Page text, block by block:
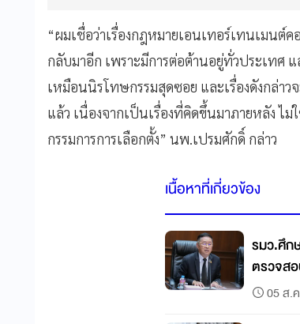
“ผมเชื่อว่าเรื่องกฎหมายเอนเทอร์เทนเมน
กลับมาอีก เพราะมีการต่อต้านอยู่ทั่วประเทศ
เหมือนนิรโทษกรรมสุดซอย และเรื่องดังกล่า
แล้ว เนื่องจากเป็นเรื่องที่คิดขึ้นมาภายหลัง ไ
กรรมการการเลือกตั้ง” นพ.เปรมศักดิ์ กล่าว
เนื้อหาที่เกี่ยวข้อง
รมว.ศึก
ตรวจส
05 ส.